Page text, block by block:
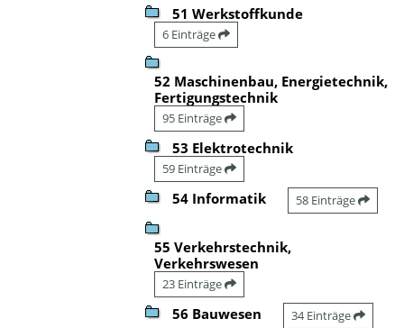
51 Werkstoffkunde
6 Einträge
52 Maschinenbau, Energietechnik,
Fertigungstechnik
95 Einträge
53 Elektrotechnik
59 Einträge
54 Informatik 58 Einträge
55 Verkehrstechnik,
Verkehrswesen
23 Einträge
56 Bauwesen 34 Einträge